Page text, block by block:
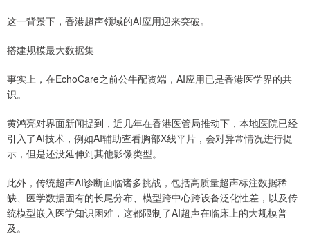
这一背景下，香港超声领域的AI应用迎来突破。
搭建规模最大数据集
事实上，在EchoCare之前公牛配资端，AI应用已是香港医学界的共
识。
黄鸿亮对界面新闻提到，近几年在香港医管局推动下，本地医院已经
引入了AI技术，例如AI辅助查看胸部X线平片，会对异常情况进行提
示，但是还没延伸到其他影像类型。
此外，传统超声AI诊断面临诸多挑战，包括高质量超声标注数据稀
缺、医学数据固有的长尾分布、模型跨中心跨设备泛化性差，以及传
统模型嵌入医学知识困难，这都限制了AI超声在临床上的大规模普
及。